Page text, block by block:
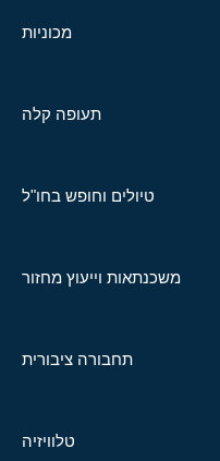
מכוניות
תעופה קלה
טיולים וחופש בחו"ל
משכנתאות וייעוץ מחזור
תחבורה ציבורית
טלוויזיה